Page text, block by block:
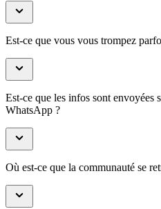
Est-ce que vous vous trompez
Est-ce que les infos sont envoyées
WhatsApp ?
Où est-ce que la communauté se